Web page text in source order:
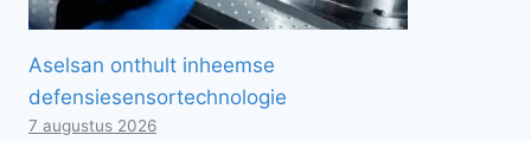
Aselsan onthult inheemse
defensiesensortechnologie
7 augustus 2026